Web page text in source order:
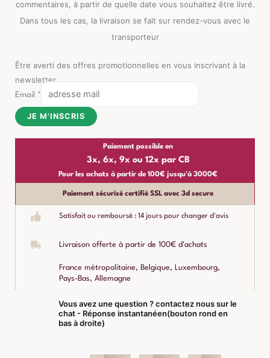
commentaires, à partir de quelle date vous souhaitez être livré.
Dans tous les cas, la livraison se fait sur rendez-vous avec le
transporteur
Être averti des offres promotionnelles en vous inscrivant à la
newsletter
Email *
JE M'INSCRIS
Paiement possible en
3x, 6x, 9x ou 12x par CB
Pour les achats à partir de 100€ jusqu'à 3000€
Paiement sécurisé certifié SSL avec 3d secure
Satisfait ou remboursé : 14 jours pour changer d'avis
Livraison offerte à partir de 100€ d'achats
France métropolitaine, Belgique, Luxembourg,
Pays-Bas, Allemagne
Vous avez une question ? contactez nous sur le
chat - Réponse instantanéen(bouton rond en
bas à droite)